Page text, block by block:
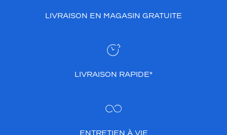
LIVRAISON EN MAGASIN GRATUITE
LIVRAISON RAPIDE*